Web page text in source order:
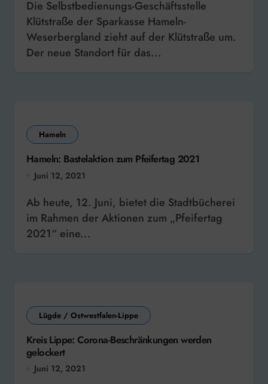
Die Selbstbedienungs-Geschäftsstelle
Klütstraße der Sparkasse Hameln-
Weserbergland zieht auf der Klütstraße um.
Der neue Standort für das...
Hameln
Hameln: Bastelaktion zum Pfeifertag 2021
Juni 12, 2021
Ab heute, 12. Juni, bietet die Stadtbücherei
im Rahmen der Aktionen zum „Pfeifertag
2021“ eine...
Lügde / Ostwestfalen-Lippe
Kreis Lippe: Corona-Beschränkungen werden
gelockert
Juni 12, 2021